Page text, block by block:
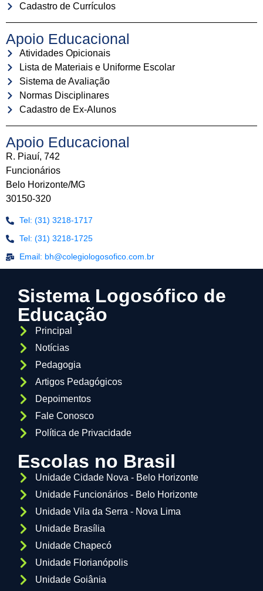
Cadastro de Currículos
Apoio Educacional
Atividades Opicionais
Lista de Materiais e Uniforme Escolar
Sistema de Avaliação
Normas Disciplinares
Cadastro de Ex-Alunos
Apoio Educacional
R. Piauí, 742
Funcionários
Belo Horizonte/MG
30150-320
Tel: (31) 3218-1717
Tel: (31) 3218-1725
Email: bh@colegiologosofico.com.br
Sistema Logosófico de
Educação
Principal
Notícias
Pedagogia
Artigos Pedagógicos
Depoimentos
Fale Conosco
Política de Privacidade
Escolas no Brasil
Unidade Cidade Nova - Belo Horizonte
Unidade Funcionários - Belo Horizonte
Unidade Vila da Serra - Nova Lima
Unidade Brasília
Unidade Chapecó
Unidade Florianópolis
Unidade Goiânia